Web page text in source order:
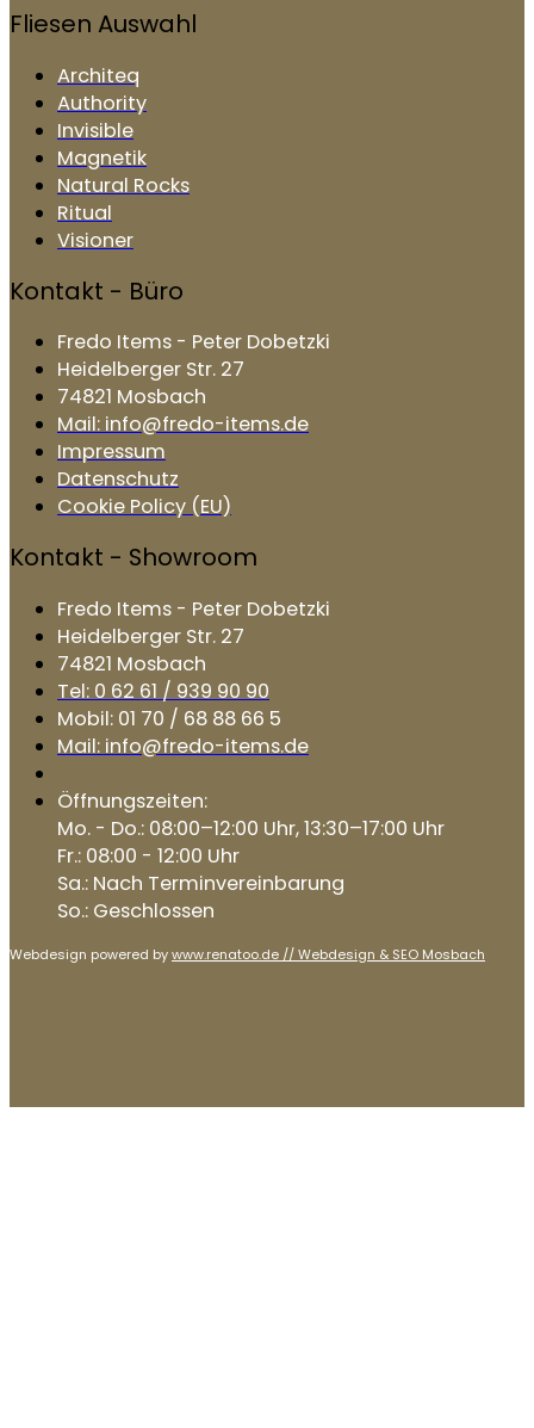
Fliesen Auswahl
Architeq
Authority
Invisible
Magnetik
Natural Rocks
Ritual
Visioner
Kontakt - Büro
Fredo Items - Peter Dobetzki
Heidelberger Str. 27
74821 Mosbach
Mail: info@fredo-items.de
Impressum
Datenschutz
Cookie Policy (EU)
Kontakt - Showroom
Fredo Items - Peter Dobetzki
Heidelberger Str. 27
74821 Mosbach
Tel: 0 62 61 / 939 90 90
Mobil: 01 70 / 68 88 66 5
Mail: info@fredo-items.de
Öffnungszeiten:
Mo. - Do.: 08:00–12:00 Uhr, 13:30–17:00 Uhr
Fr.: 08:00 - 12:00 Uhr
Sa.: Nach Terminvereinbarung
So.: Geschlossen
Webdesign powered bywww.renatoo.de // Webdesign & SEO Mosbach